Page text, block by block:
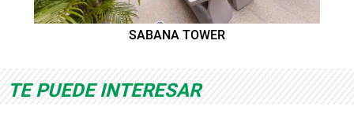
SABANA TOWER
TE PUEDE INTERESAR